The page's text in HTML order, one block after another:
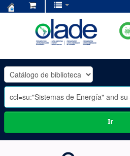
OLADE
-
Ir